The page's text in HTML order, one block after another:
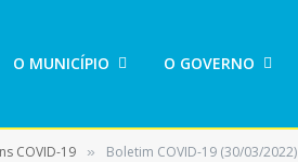
O MUNICÍPIO O GOVERNO
COVID-19 » Boletim COVID-19 (30/03/2022)